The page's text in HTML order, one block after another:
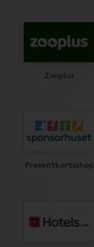
Zooplus
Presentkortsshop